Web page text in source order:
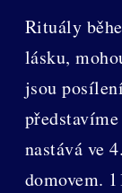
Rituály
lásku,
jsou
nastává ve
domovem.